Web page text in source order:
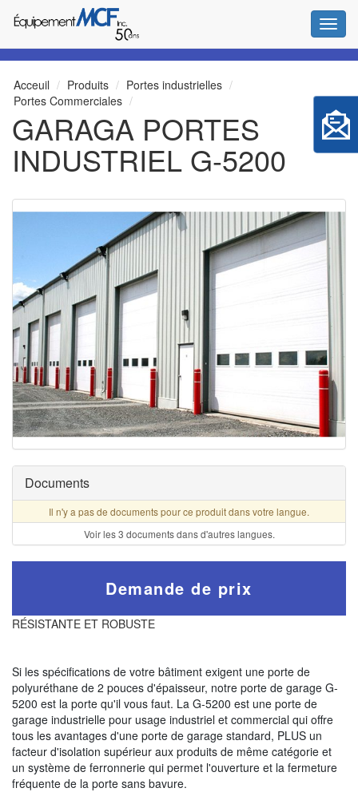
Acceuil Produits
Portes industrielles
Portes Commerciales
GARAGA PORTES
INDUSTRIEL G-5200
Documents
Il n'y a pas de documents pour ce produit dans votre langue.
Voir les 3 documents dans d'autres langues.
Demande de prix
RÉSISTANTE ET ROBUSTE
Si les spécifications de votre bâtiment exigent une porte de
polyuréthane de 2 pouces d'épaisseur, notre porte de garage G-
5200 est la porte qu'il vous faut. La G-5200 est une porte de
garage industrielle pour usage industriel et commercial qui offre
tous les avantages d'une porte de garage standard, PLUS un
facteur d'isolation supérieur aux produits de même catégorie et
un système de ferronnerie qui permet l'ouverture et la fermeture
fréquente de la porte sans bavure.